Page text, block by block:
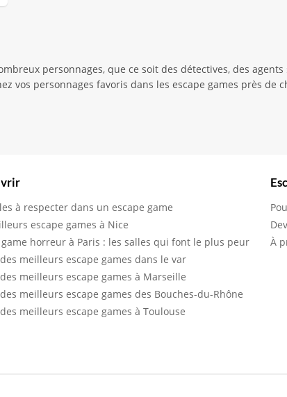
personnages, que ce soit des détectives, des
vos personnages favoris dans les escape games près de
à respecter dans un escape game
escape games à Nice
game horreur à Paris : les salles qui font le plus peur
meilleurs escape games dans le var
meilleurs escape games à Marseille
meilleurs escape games des Bouches-du-Rhône
meilleurs escape games à Toulouse
À